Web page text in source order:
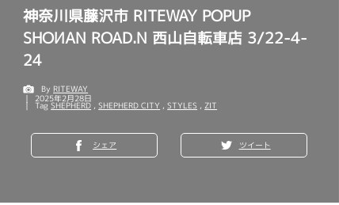
神奈川県藤沢市 RITEWAY POPUP
SHOИAN ROAD.N 西山自転車店 3/22-4-
24
By RITEWAY
2025年2月28日
TagSHEPHERD ,SHEPHERD CITY ,STYLES ,ZIT
シェア ツイート